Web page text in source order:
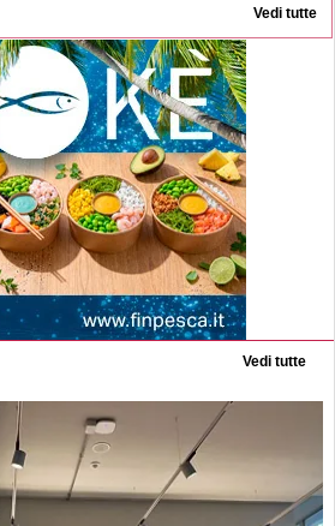
Vedi tutte
Vedi tutte